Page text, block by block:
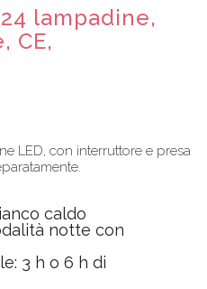
lampadine,
CE,
LED, con interruttore e presa
caldo
notte con
3 h o 6 h di